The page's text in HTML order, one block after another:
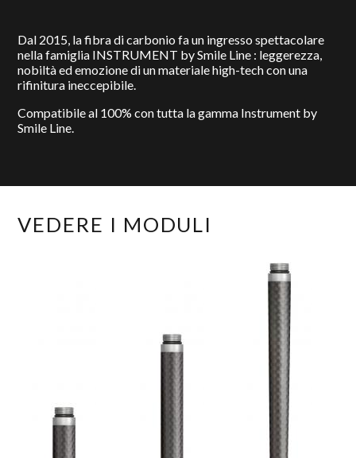
Dal 2015, la fibra di carbonio fa un ingresso spettacolare
nella famiglia INSTRUMENT by Smile Line : leggerezza,
nobiltà ed emozione di un materiale high-tech con una
rifinitura ineccepibile.
Compatibile al 100% con tutta la gamma Instrument by
Smile Line.
VEDERE I MODULI